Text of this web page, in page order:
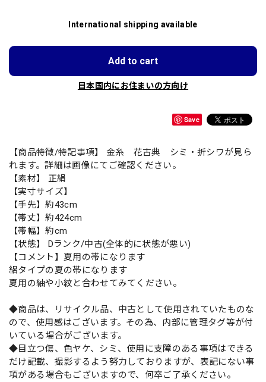
International shipping available
Add to cart
日本国内にお住まいの方向け
Save
【商品特徴/特記事項】 金糸 花古典 シミ・折シワが見ら
れます。詳細は画像にてご確認ください。
【素材】 正絹
【実寸サイズ】
【手先】約43cm
【帯丈】約424cm
【帯幅】約cm
【状態】 Dランク/中古(全体的に状態が悪い)
【コメント】夏用の帯になります
絽タイプの夏の帯になります
夏用の紬や小紋と合わせてみてください。
◆商品は、リサイクル品、中古として使用されていたものな
ので、使用感はございます。その為、内部に管理タグ等が付
いている場合がございます。
◆目立つ傷、色ヤケ、シミ、使用に支障のある事項はできる
だけ記載、撮影するよう努力しておりますが、表記にない事
項がある場合もございますので、何卒ご了承ください。